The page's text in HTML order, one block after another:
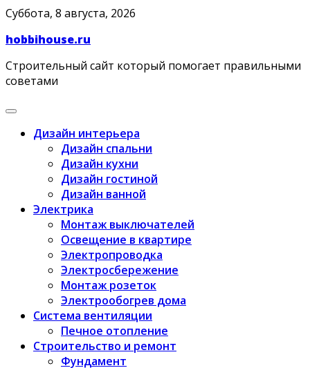
Skip
content
Суббота, 8 августа, 2026
hobbihouse.ru
Строительный сайт который помогает правильными
советами
Дизайн интерьера
Дизайн спальни
Дизайн кухни
Дизайн гостиной
Дизайн ванной
Электрика
Монтаж выключателей
Освещение в квартире
Электропроводка
Электросбережение
Монтаж розеток
Электрообогрев дома
Система вентиляции
Печное отопление
Строительство и ремонт
Фундамент